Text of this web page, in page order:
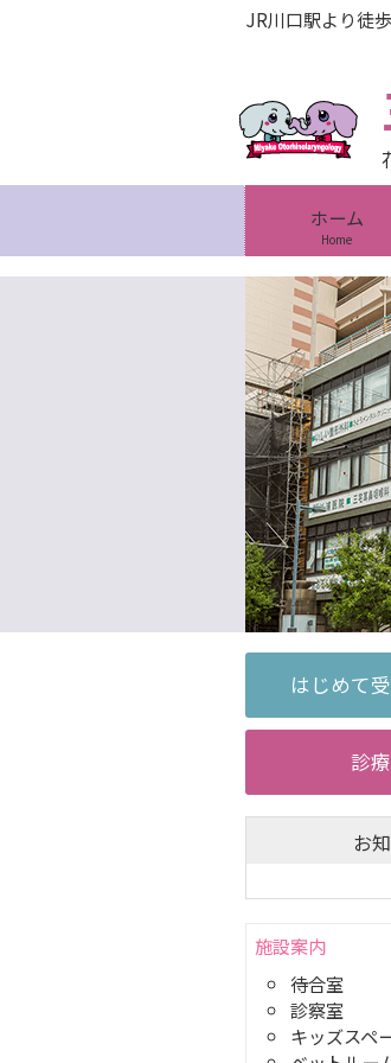
JR川口駅より徒
ホーム
Home
お
施設案内
待合室
診察室
キッズスペ